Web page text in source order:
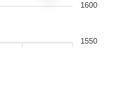
1600
1550